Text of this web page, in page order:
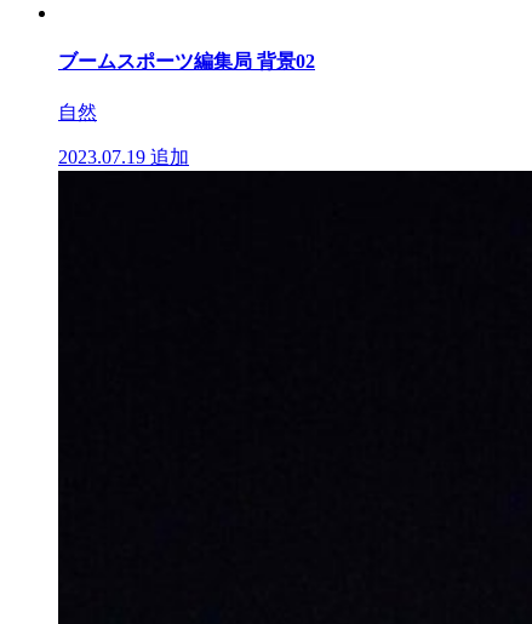
ブームスポーツ編集局 背景02
自然
2023.07.19 追加